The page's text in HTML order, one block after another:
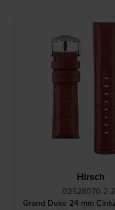
Hirsch
02528070-2-
Grand Duke 24 mm